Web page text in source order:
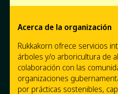
Acerca de la organización
Rukkakorn ofrece servicios
árboles y/o arboricultura de
colaboración con las
organizaciones
por prácticas sostenibles,